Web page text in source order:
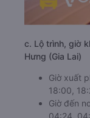
c. Lộ trình, giờ
Hưng (Gia Lai)
Giờ xuất
18:00,
Giờ đến